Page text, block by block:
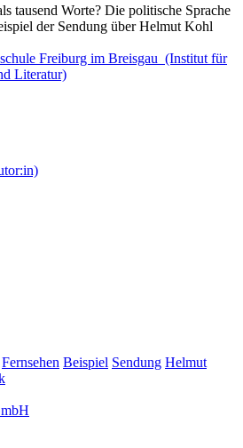
tausend Worte? Die politische Sprache
der Sendung über Helmut Kohl
Freiburg im Breisgau (Institut für
Literatur)
Fernsehen Beispiel Sendung Helmut